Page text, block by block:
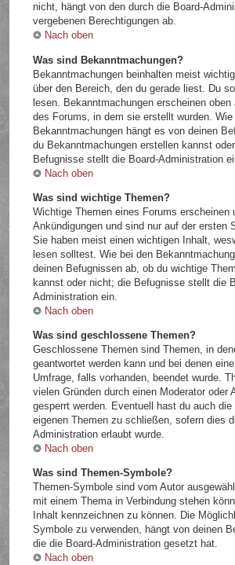
nicht, hängt von den durch die Board-
vergebenen Berechtigungen ab.
Nach oben
Was sind Bekanntmachungen?
Bekanntmachungen beinhalten meist
über den Bereich, den du gerade liest. Du
lesen. Bekanntmachungen erscheinen oben
des Forums, in dem sie erstellt wurden. Wie
Bekanntmachungen hängt es von deinen
du Bekanntmachungen erstellen kannst
Befugnisse stellt die Board-Administration
Nach oben
Was sind wichtige Themen?
Wichtige Themen eines Forums erscheinen
Ankündigungen und sind nur auf der ersten
Sie haben meist einen wichtigen Inhalt,
lesen solltest. Wie bei den
deinen Befugnissen ab, ob du wichtige
kannst oder nicht; die Befugnisse stellt die
Administration ein.
Nach oben
Was sind geschlossene Themen?
Geschlossene Themen sind Themen, in
geantwortet werden kann und bei denen
Umfrage, falls vorhanden, beendet wurde.
vielen Gründen durch einen Moderator oder
gesperrt werden. Eventuell hast du auch
eigenen Themen zu schließen, sofern dies
Administration erlaubt wurde.
Nach oben
Was sind Themen-Symbole?
Themen-Symbole sind vom Autor
mit einem Thema in Verbindung stehen
Inhalt kennzeichnen zu können. Die
Symbole zu verwenden, hängt von deinen
die die Board-Administration gesetzt hat.
Nach oben